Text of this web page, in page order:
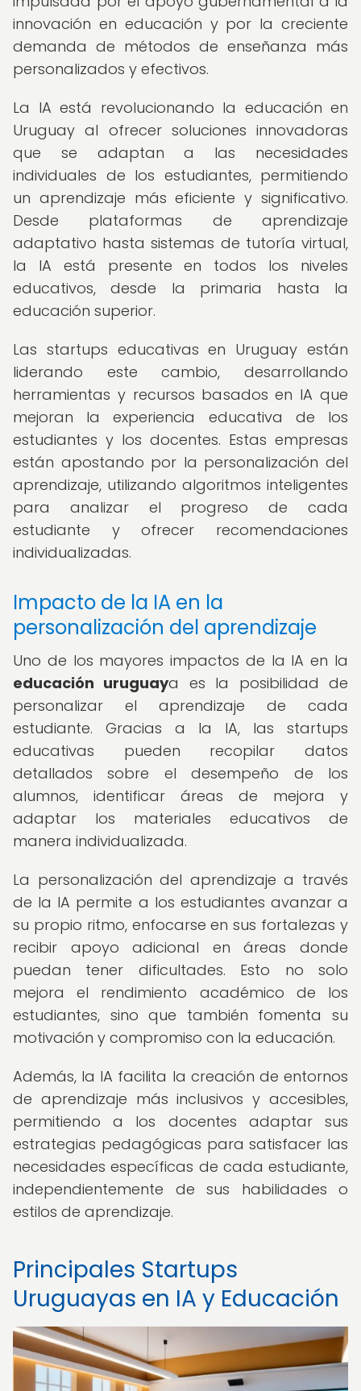
innovación en educación y por la creciente
demanda de métodos de enseñanza más
personalizados y efectivos.
La IA está revolucionando la educación en
Uruguay al ofrecer soluciones innovadoras
que se adaptan a las necesidades
individuales de los estudiantes, permitiendo
un aprendizaje más eficiente y significativo.
Desde plataformas de aprendizaje
adaptativo hasta sistemas de tutoría virtual,
la IA está presente en todos los niveles
educativos, desde la primaria hasta la
educación superior.
Las startups educativas en Uruguay están
liderando este cambio, desarrollando
herramientas y recursos basados en IA que
mejoran la experiencia educativa de los
estudiantes y los docentes. Estas empresas
están apostando por la personalización del
aprendizaje, utilizando algoritmos inteligentes
para analizar el progreso de cada
estudiante y ofrecer recomendaciones
individualizadas.
Impacto de la IA en la
personalización del aprendizaje
Uno de los mayores impactos de la IA en la
educación uruguaya es la posibilidad de
personalizar el aprendizaje de cada
estudiante. Gracias a la IA, las startups
educativas pueden recopilar datos
detallados sobre el desempeño de los
alumnos, identificar áreas de mejora y
adaptar los materiales educativos de
manera individualizada.
La personalización del aprendizaje a través
de la IA permite a los estudiantes avanzar a
su propio ritmo, enfocarse en sus fortalezas y
recibir apoyo adicional en áreas donde
puedan tener dificultades. Esto no solo
mejora el rendimiento académico de los
estudiantes, sino que también fomenta su
motivación y compromiso con la educación.
Además, la IA facilita la creación de entornos
de aprendizaje más inclusivos y accesibles,
permitiendo a los docentes adaptar sus
estrategias pedagógicas para satisfacer las
necesidades específicas de cada estudiante,
independientemente de sus habilidades o
estilos de aprendizaje.
Principales Startups
Uruguayas en IA y Educación